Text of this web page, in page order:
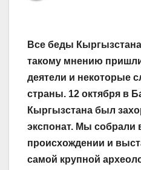
Все беды
такому мнению
деятели и некоторые
страны. 12 октября в
Кыргызстана был
экспонат. Мы собрали
происхождении и
самой крупной